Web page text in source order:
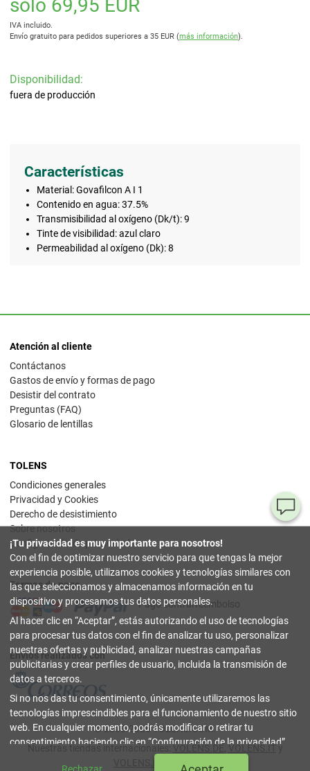
sólo 69,95 EUR
IVA incluido.
Envío gratuito para pedidos superiores a 35 EUR (más información).
Disponibilidad:
fuera de producción
Características
Material: Govafilcon A I 1
Contenido en agua: 37.5%
Transmisibilidad al oxígeno (Dk/t): 9
Tinte de visibilidad: azul claro
Permeabilidad al oxígeno (Dk): 8
Atención al cliente
Contáctanos
Gastos de envío y formas de pago
Desistir del contrato
Preguntas (FAQ)
Glosario de lentillas
TOLENS
Condiciones generales
Privacidad y Cookies
Derecho de desistimiento
Sobre nosotros
Configuración de privacidad
Formas de pago
Pago contrarreembolso
Envíos realizados con
© 2003-2026 TOLENS.COM.
Nuestras tiendas internacionales:VOLENS.DE ,VOLENS.ITy
Índice
¡Tu privacidad es muy importante para nosotros!
Con el fin de optimizar nuestro servicio para que tengas la mejor
experiencia posible, utilizamos cookies y tecnologías similares con
las que seleccionamos y almacenamos información en tu
dispositivo y procesamos tus datos personales.
Al hacer clic en Aceptar , estás autorizando el uso de tecnologías
para procesar tus datos con el fin de analizar tu uso, personalizar
nuestras ofertas y publicidad, analizar nuestras campañas
publicitarias y crear perfiles de usuario, incluida la transmisión de
datos a terceros.
Si no nos das tu consentimiento, únicamente utilizaremos las
tecnologías imprescindibles para el funcionamiento de nuestro sitio
web. En cualquier momento, podrás modificar o retirar tu
consentimiento haciendo clic en Configuración de la privacidad
Puedes encontrar más información en nuestraPolítica de